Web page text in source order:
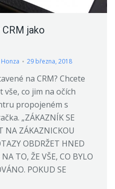
jako
Honza 29 března, 2018
na CRM? Chcete
co jim na očích
propojeném s
„ZÁKAZNÍK SE
NA ZÁKAZNICKOU
OBDRŽET HNED
TO, ŽE VŠE, CO BYLO
POKUD SE